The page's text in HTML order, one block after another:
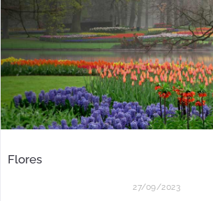
Flores
27/09/2023